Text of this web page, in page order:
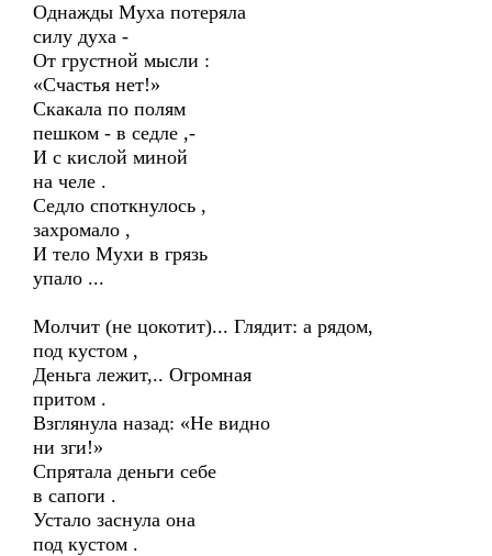
Однажды Муха потеряла
силу духа -
От грустной мысли :
«Счастья нет!»
Скакала по полям
пешком - в седле ,-
И с кислой миной
на челе .
Седло споткнулось ,
захромало ,
И тело Мухи в грязь
упало ...
Молчит (не цокотит)... Глядит: а рядом,
под кустом ,
Деньга лежит,.. Огромная
притом .
Взглянула назад: «Не видно
ни зги!»
Спрятала деньги себе
в сапоги .
Устало заснула она
под кустом .